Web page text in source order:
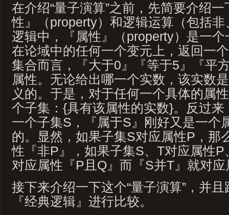
在介绍“量子演算”之前，先简要介绍
性』（property）和逻辑运算（包括
逻辑中，『属性』（property）是一
在论域中的任何一个变元上，返回一
集合而言，『大于0』『等于5』『平
属性。无论给出哪一个实数，该实数
义的。于是，对于任何一个具体的属
个子集：{具有该属性的实数}。反过
一个子集S，『属于S』刚好又是一个
的。显然，如果子集S对应属性P，那
性『非P』，如果子集S、T对应属性
对应属性『P且Q』而『S并T』就对
接下来介绍一下这个“量子演算”，并
『经典逻辑』进行比较。